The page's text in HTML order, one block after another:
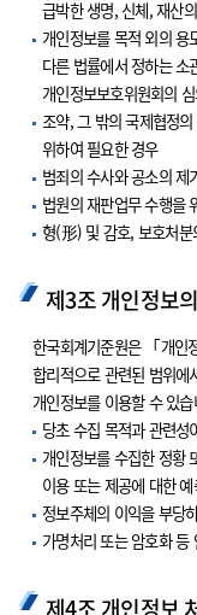
급박한 생명, 신체, 재산
개인정보를 목적 외의 용
다른 법률에서 정하는 소
개인정보보호위원회의
조약, 그 밖의 국제협정의
위하여 필요한 경우
범죄의 수사와 공소의 제
법원의 재판업무 수행을
형(形) 및 감호, 보호처분
제3조 개인정보
한국회계기준원은 「개인
합리적으로 관련된 범위에
개인정보를 이용할 수 있습
당초 수집 목적과 관련성
개인정보를 수집한 정황
이용 또는 제공에 대한
정보주체의 이익을 부당
가명처리 또는 암호화 등